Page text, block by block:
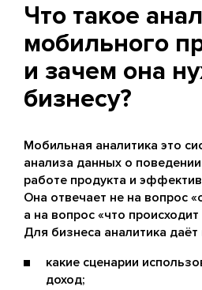
Что такое
мобильного
и зачем она
бизнесу?
Мобильная аналитика это
анализа данных о
работе продукта и
Она отвечает не на вопрос
а на вопрос «что
Для бизнеса аналитика
какие сценарии
доход;